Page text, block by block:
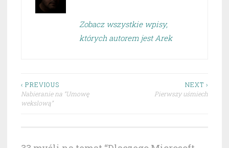
Zobacz wszystkie wpisy,
których autorem jest Arek
Nawigacja
wpisu
‹ PREVIOUS
Nabieranie na “Umowę
wekslową”
NEXT ›
Pierwszy uśmiech